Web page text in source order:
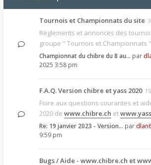
Tournois et Championnats du site
Règlements et annonces des
groupe " Tournois et Championnats "
Championnat du chibre du 8 au… par
2025 3:58 pm
F.A.Q. Version chibre et yass 2020
Foire aux questions courantes et
2020 de www.chibre.ch et
Re: 19 janvier 2023 - Version… par
9:59 pm
Bugs / Aide - www.chibre.ch et